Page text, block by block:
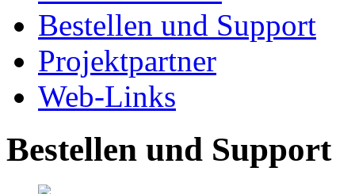
Bestellen und Support
Projektpartner
Web-Links
Bestellen und Support